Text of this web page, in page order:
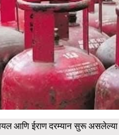
आणि ईराण दरम्यान सुरू असलेल्या